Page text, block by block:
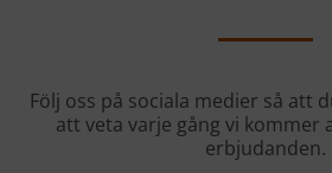
Följ oss på sociala medier så att
att veta varje gång vi kommer
erbjudanden.